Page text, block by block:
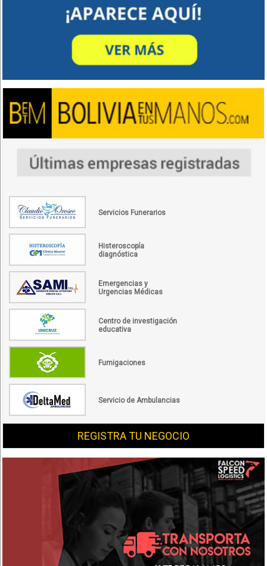
Servicios Funerarios
Histeroscopía
diagnóstica
Emergencias y
Urgencias Médicas
Centro de investigación
educativa
Fumigaciones
Servicio de Ambulancias
REGISTRA TU NEGOCIO